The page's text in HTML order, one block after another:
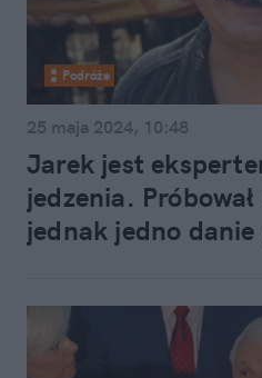
Podróże
25 maja 2024, 10:48
Jarek jest
jedzenia.
jednak jedno danie